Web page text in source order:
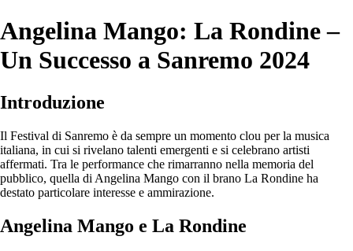
Angelina Mango: La Rondine –
Un Successo a Sanremo 2024
Introduzione
Il Festival di Sanremo è da sempre un momento clou per la musica
italiana, in cui si rivelano talenti emergenti e si celebrano artisti
affermati. Tra le performance che rimarranno nella memoria del
pubblico, quella di Angelina Mango con il brano La Rondine ha
destato particolare interesse e ammirazione.
Angelina Mango e La Rondine